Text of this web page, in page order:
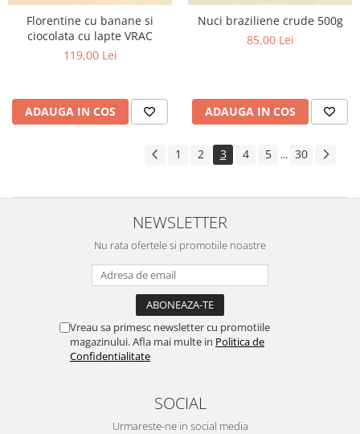
Florentine cu banane si
ciocolata cu lapte VRAC
119,00 Lei
ADAUGA IN COS
Nuci braziliene crude 500g
85,00 Lei
ADAUGA IN COS
1 2 3 4 5 ... 30
NEWSLETTER
Nu rata ofertele si promotiile noastre
Vreau sa primesc newsletter cu promotiile
magazinului. Afla mai multe in Politica de
Confidentialitate
SOCIAL
Urmareste-ne in social media